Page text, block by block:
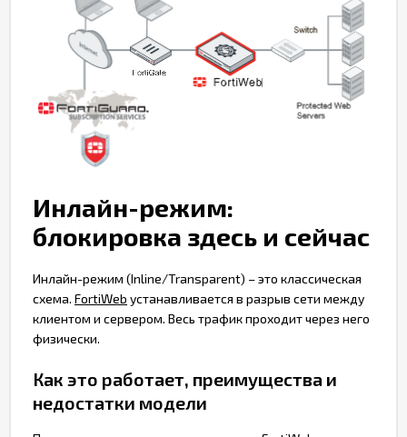
Инлайн-режим:
блокировка здесь и сейчас
Инлайн-режим (Inline/Transparent) – это классическая
схема. FortiWeb устанавливается в разрыв сети между
клиентом и сервером. Весь трафик проходит через него
физически.
Как это работает, преимущества и
недостатки модели